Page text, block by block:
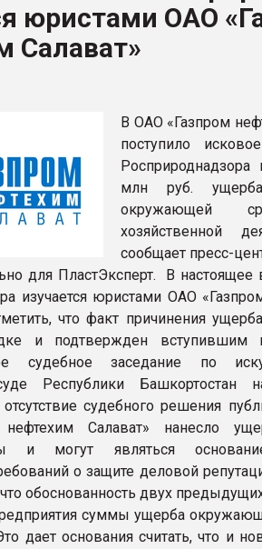
юристами ОАО
Салават»
В ОАО «Газпром
поступило
млн руб.
окружающей
хозяйственной
сообщает пресс-
для ПластЭксперт. В
изучается юристами ОАО
что факт причинения
и подтвержден
судебное заседание по
Республики Башкортостан
судебного решения
Салават» нанесло
и могут являться
о защите деловой
обоснованность двух
суммы ущерба
дает основания считать, что и